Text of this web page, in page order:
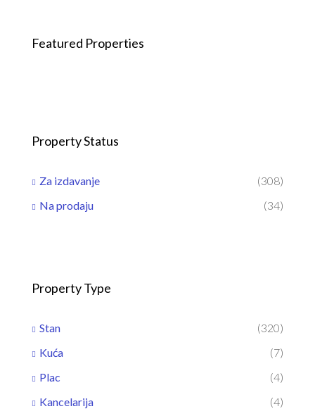
Featured Properties
Property Status
Za izdavanje
(308)
Na prodaju
(34)
Property Type
Stan
(320)
Kuća
(7)
Plac
(4)
Kancelarija
(4)